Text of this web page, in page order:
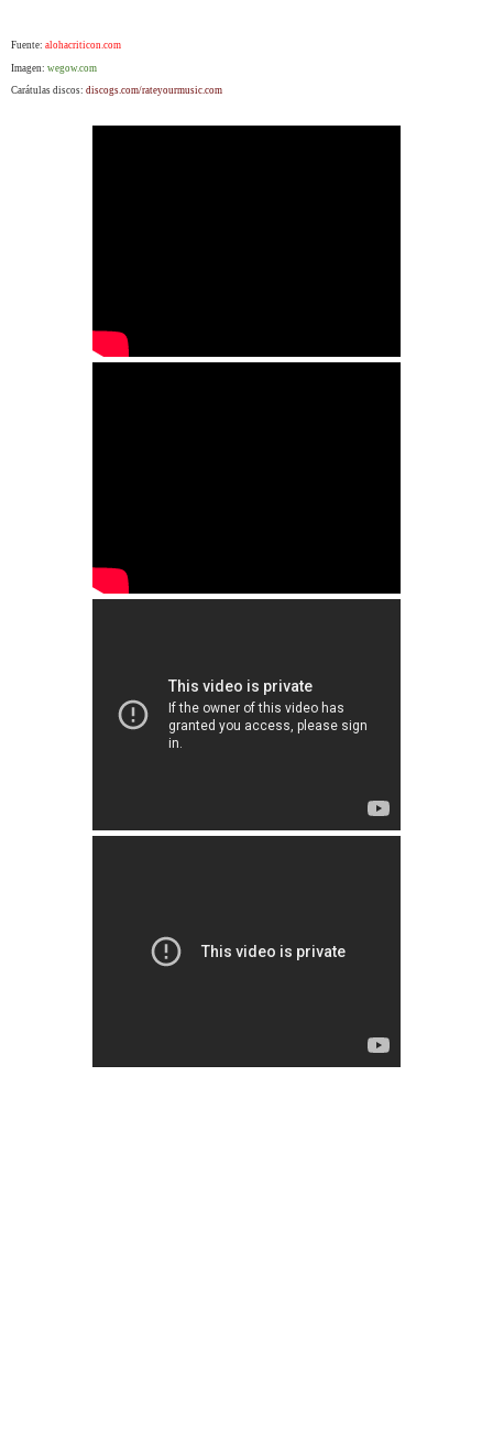
Fuente: alohacriticon.com
Imagen: wegow.com
Carátulas discos: discogs.com/rateyourmusic.com